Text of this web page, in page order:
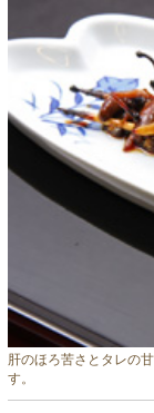
肝のほろ苦さとタレの
す。